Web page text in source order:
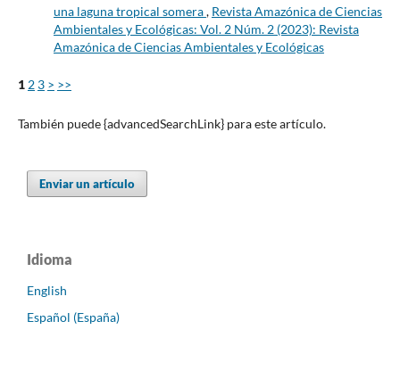
una laguna tropical somera, Revista Amazónica de Ciencias
Ambientales y Ecológicas: Vol. 2 Núm. 2 (2023): Revista
Amazónica de Ciencias Ambientales y Ecológicas
12 3 > >>
También puede {advancedSearchLink} para este artículo.
Enviar un artículo
Idioma
English
Español (España)